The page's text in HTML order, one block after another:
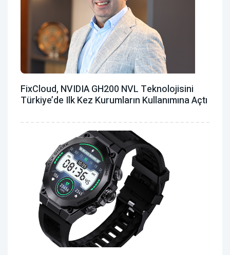
FixCloud, NVIDIA GH200 NVL Teknolojisini
Türkiye’de Ilk Kez Kurumların Kullanımına Açtı